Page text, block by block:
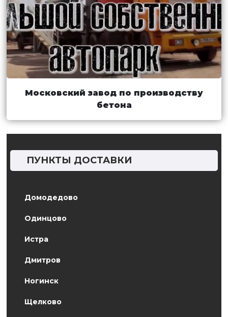
ПУНКТЫ ДОСТАВКИ
Домодедово
Одинцово
Истра
Дмитров
Ногинск
Щелково
Московский завод по производству
бетона